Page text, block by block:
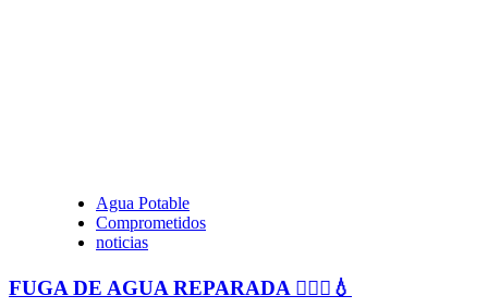
Agua Potable
Comprometidos
noticias
FUGA DE AGUA REPARADA 👷🏻‍♂️💧